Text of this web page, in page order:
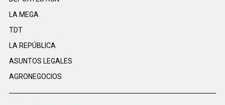
LA MEGA
TDT
LA REPÚBLICA
ASUNTOS LEGALES
AGRONEGOCIOS